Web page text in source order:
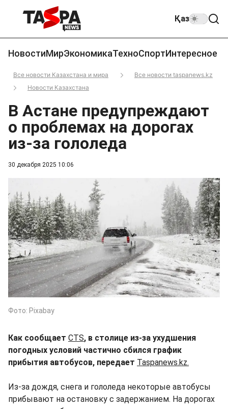
Қаз
НовостиМирЭкономикаТехноСпортИнтересное
Все новости Казахстана и мира
Все новости taspanews.kz
Новости Казахстана
30 декабря 2025 10:06
В Астане предупреждают
о проблемах на дорогах
из-за гололеда
Фото: Pixabay
Как сообщает CTS, в столице из-за ухудшения
погодных условий частично сбился график
прибытия автобусов, передает Taspanews.kz.
Из-за дождя, снега и гололеда некоторые автобусы
прибывают на остановку с задержанием. На дорогах